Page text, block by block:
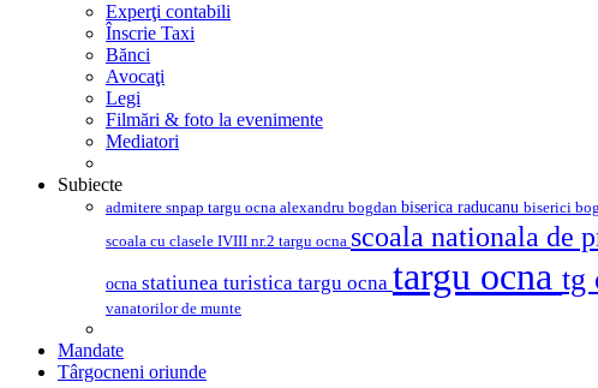
Experţi contabili
Înscrie Taxi
Bănci
Avocaţi
Legi
Filmări & foto la evenimente
Mediatori
Subiecte
admitere snpap targu ocna alexandru bogdan biserica raducanu biserici
scoala cu clasele IVIII nr.2 targu ocna scoala nationala de
ocna statiunea turistica targu ocna targu ocna tg
vanatorilor de munte
Mandate
Târgocneni oriunde